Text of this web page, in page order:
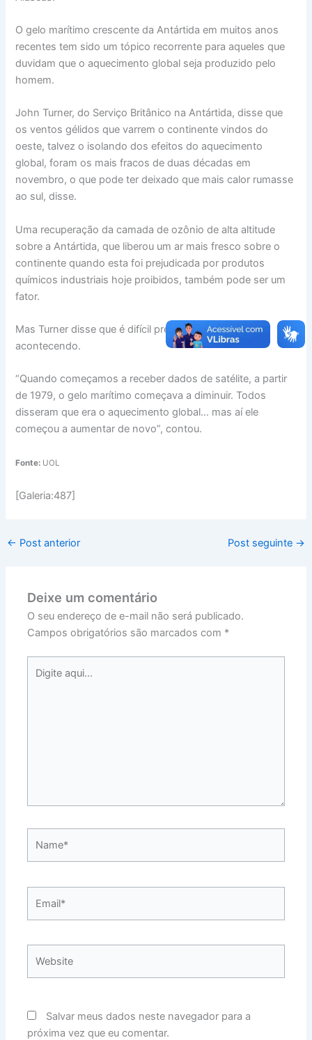
O gelo marítimo crescente da Antártida em muitos anos
recentes tem sido um tópico recorrente para aqueles que
duvidam que o aquecimento global seja produzido pelo
homem.
John Turner, do Serviço Britânico na Antártida, disse que
os ventos gélidos que varrem o continente vindos do
oeste, talvez o isolando dos efeitos do aquecimento
global, foram os mais fracos de duas décadas em
novembro, o que pode ter deixado que mais calor rumasse
ao sul, disse.
Uma recuperação da camada de ozônio de alta altitude
sobre a Antártida, que liberou um ar mais fresco sobre o
continente quando esta foi prejudicada por produtos
químicos industriais hoje proibidos, também pode ser um
fator.
Mas Turner disse que é difícil precisar o que está
acontecendo.
“Quando começamos a receber dados de satélite, a partir
de 1979, o gelo marítimo começava a diminuir. Todos
disseram que era o aquecimento global… mas aí ele
começou a aumentar de novo”, contou.
Fonte: UOL
[Galeria:487]
← Post anterior Post seguinte →
Deixe um comentário
O seu endereço de e-mail não será publicado.
Campos obrigatórios são marcados com *
aqui...
Salvar meus dados neste navegador para a
próxima vez que eu comentar.